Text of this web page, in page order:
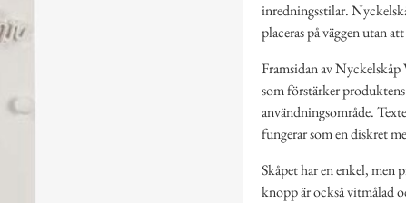
inredningsstilar.
placeras på väggen utan
Framsidan av
som förstärker
användningsområde.
fungerar som en diskret
Skåpet har en enkel,
knopp är också vitmålad